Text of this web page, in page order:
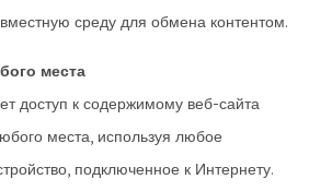
среду для обмена контентом.
места
доступ к содержимому веб-сайта
места, используя любое
подключенное к Интернету.